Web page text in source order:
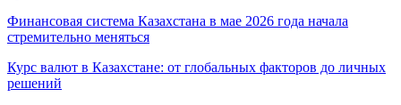
Финансовая система Казахстана в мае 2026 года начала
стремительно меняться
Курс валют в Казахстане: от глобальных факторов до личных
решений